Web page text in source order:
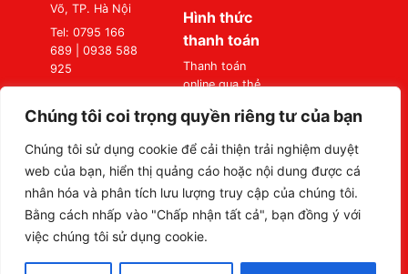
Chúng tôi coi trọng quyền riêng tư của bạn
Chúng tôi sử dụng cookie để cải thiện trải nghiệm duyệt
web của bạn, hiển thị quảng cáo hoặc nội dung được cá
nhân hóa và phân tích lưu lượng truy cập của chúng tôi.
Bằng cách nhấp vào "Chấp nhận tất cả", bạn đồng ý với
việc chúng tôi sử dụng cookie.
Võ, TP. Hà Nội
Tel: 0795 166
689 | 0938 588
925
Gòn: Số 87
Đường A4
(K300), Phường
Bảy Hiền, TP. Hồ
Tel: 0795 166
689 | 0938 588
925
Hình thức
thanh toán
Thanh toán
online qua thẻ
Thanh toán tại
Văn Phòng